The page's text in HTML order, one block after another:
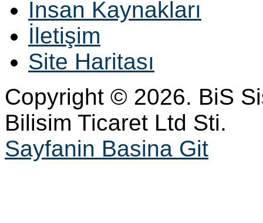
İnsan Kaynakları
İletişim
Site Haritası
Copyright © 2026. BiS
Bilisim Ticaret Ltd Sti.
Sayfanin Basina Git